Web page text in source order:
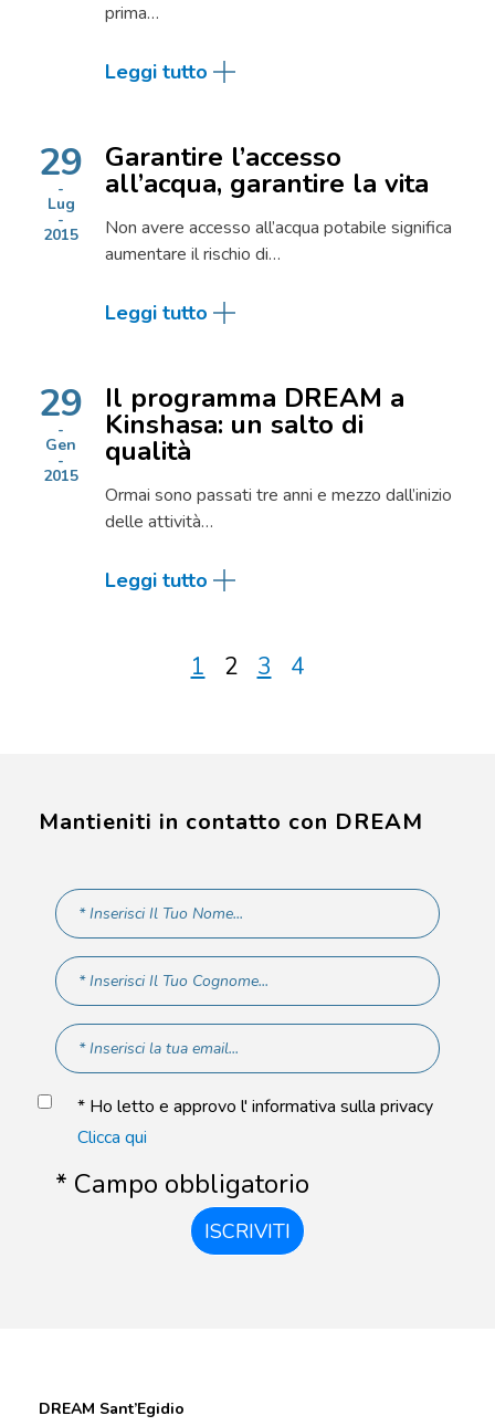
prima…
Leggi tutto
29
Lug
2015
Garantire l’accesso
all’acqua, garantire la vita
Non avere accesso all’acqua potabile significa
aumentare il rischio di…
Leggi tutto
29
Gen
2015
Il programma DREAM a
Kinshasa: un salto di
qualità
Ormai sono passati tre anni e mezzo dall’inizio
delle attività…
Leggi tutto
1 2 3 4
Mantieniti in contatto con DREAM
* Ho letto e approvo l' informativa sulla privacy
Clicca qui
* Campo obbligatorio
ISCRIVITI
DREAM Sant’Egidio